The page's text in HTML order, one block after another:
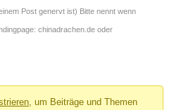
Post genervt ist) Bitte nennt wenn
chinadrachen.de oder
, um Beiträge und Themen